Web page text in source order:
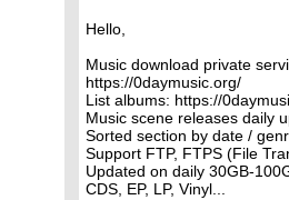
Hello,
Music download private
https://0daymusic.org/
List albums: https://
Music scene releases daily
Sorted section by date /
Support FTP, FTPS (File
Updated on daily 30GB-
CDS, EP, LP, Vinyl...